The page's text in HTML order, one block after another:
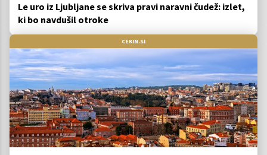
Le uro iz Ljubljane se skriva pravi naravni čudež: izlet,
ki bo navdušil otroke
CEKIN.SI